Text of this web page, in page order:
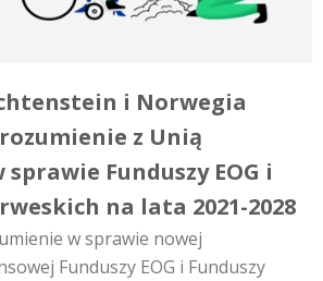
i Norwegia
z Unią
sprawie Funduszy EOG i
na lata 2021-2028
w sprawie nowej
Funduszy EOG i Funduszy